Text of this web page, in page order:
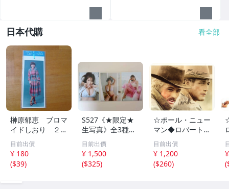
日本代購 看全部
榊原郁恵 ブロマ
イドしおり ２枚
組 レトロ 送料
１１０円 未開封
目前出價
¥ 180
($39)
S527《★限定★
生写真》全3種セ
ット【井口裕香】
FLASH（フラッシ
ュ）2026年8月18
日・25日合併号
目前出價
¥ 1,500
($325)
☆ポール・ニュー
マン◆ロバート・
レッドフォード◆
サイン入り写真◆
30x20㎝☆
目前出價
¥ 1,200
($260)
(